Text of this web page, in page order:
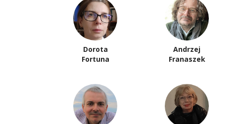
Dorota
Fortuna
Andrzej
Franaszek